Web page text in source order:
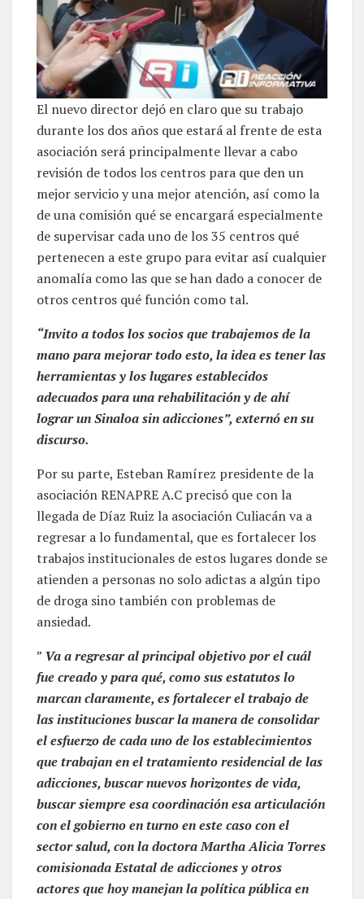
El nuevo director dejó en claro que su trabajo
durante los dos años que estará al frente de esta
asociación será principalmente llevar a cabo
revisión de todos los centros para que den un
mejor servicio y una mejor atención, así como la
de una comisión qué se encargará especialmente
de supervisar cada uno de los 35 centros qué
pertenecen a este grupo para evitar así cualquier
anomalía como las que se han dado a conocer de
otros centros qué función como tal.
“Invito a todos los socios que trabajemos de la
mano para mejorar todo esto, la idea es tener las
herramientas y los lugares establecidos
adecuados para una rehabilitación y de ahí
lograr un Sinaloa sin adicciones”, externó en su
discurso.
Por su parte, Esteban Ramírez presidente de la
asociación RENAPRE A.C precisó que con la
llegada de Díaz Ruiz la asociación Culiacán va a
regresar a lo fundamental, que es fortalecer los
trabajos institucionales de estos lugares donde se
atienden a personas no solo adictas a algún tipo
de droga sino también con problemas de
ansiedad.
” Va a regresar al principal objetivo por el cuál
fue creado y para qué, como sus estatutos lo
marcan claramente, es fortalecer el trabajo de
las instituciones buscar la manera de consolidar
el esfuerzo de cada uno de los establecimientos
que trabajan en el tratamiento residencial de las
adicciones, buscar nuevos horizontes de vida,
buscar siempre esa coordinación esa articulación
con el gobierno en turno en este caso con el
sector salud, con la doctora Martha Alicia Torres
comisionada Estatal de adicciones y otros
actores que hoy manejan la política pública en